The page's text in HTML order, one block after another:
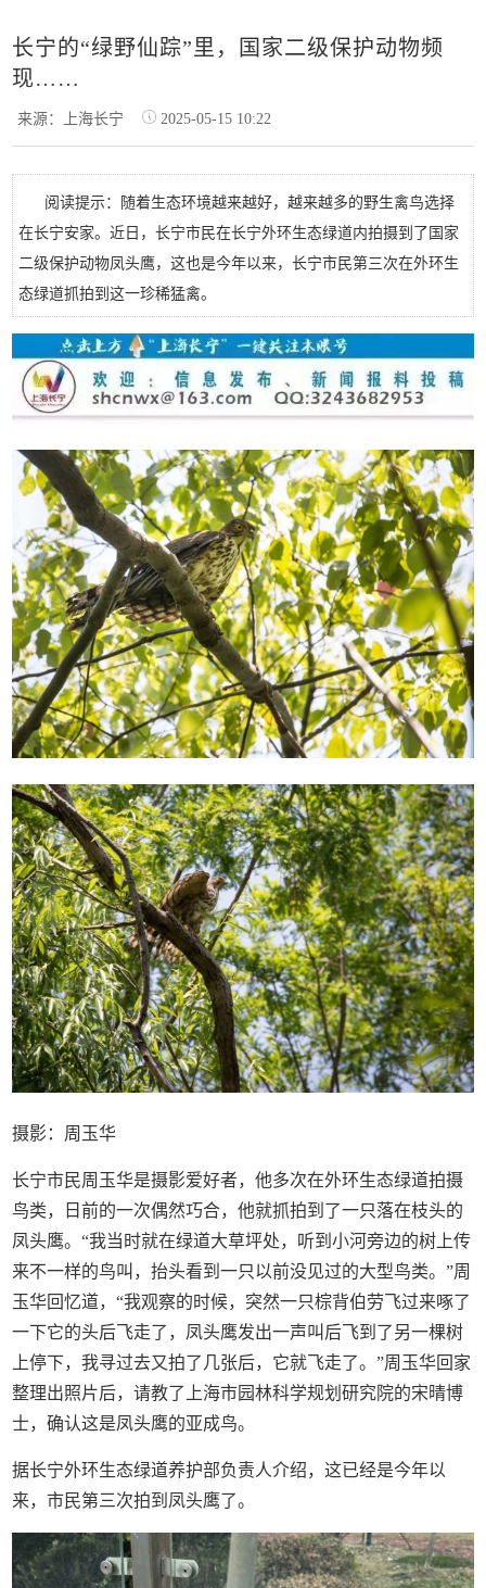
长宁的“绿野仙踪”里，国家二级保护动物频
现……
来源：上海长宁 2025-05-15 10:22
阅读提示：随着生态环境越来越好，越来越多的野生禽鸟选择
在长宁安家。近日，长宁市民在长宁外环生态绿道内拍摄到了国家
二级保护动物凤头鹰，这也是今年以来，长宁市民第三次在外环生
态绿道抓拍到这一珍稀猛禽。
摄影：周玉华
长宁市民周玉华是摄影爱好者，他多次在外环生态绿道拍摄
鸟类，日前的一次偶然巧合，他就抓拍到了一只落在枝头的
凤头鹰。“我当时就在绿道大草坪处，听到小河旁边的树上传
来不一样的鸟叫，抬头看到一只以前没见过的大型鸟类。”周
玉华回忆道，“我观察的时候，突然一只棕背伯劳飞过来啄了
一下它的头后飞走了，凤头鹰发出一声叫后飞到了另一棵树
上停下，我寻过去又拍了几张后，它就飞走了。”周玉华回家
整理出照片后，请教了上海市园林科学规划研究院的宋晴博
士，确认这是凤头鹰的亚成鸟。
据长宁外环生态绿道养护部负责人介绍，这已经是今年以
来，市民第三次拍到凤头鹰了。